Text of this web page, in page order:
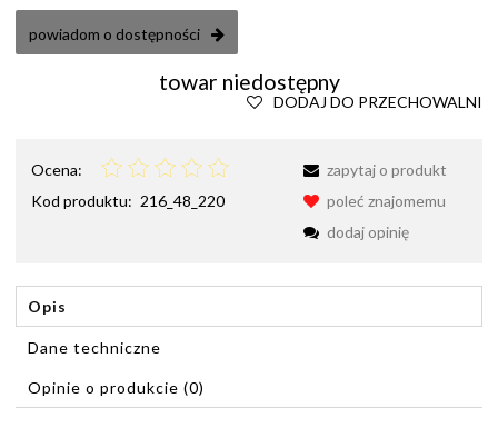
powiadom o dostępności
towar niedostępny
DODAJ DO PRZECHOWALNI
Ocena:
Kod produktu: 216_48_220
zapytaj o produkt
poleć znajomemu
dodaj opinię
Opis
Dane techniczne
Opinie o produkcie (0)